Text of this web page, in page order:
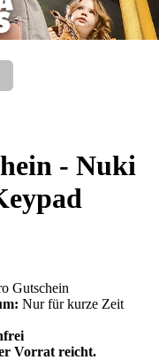
- Nuki
Gutschein
Nur für kurze Zeit
Vorrat reicht.